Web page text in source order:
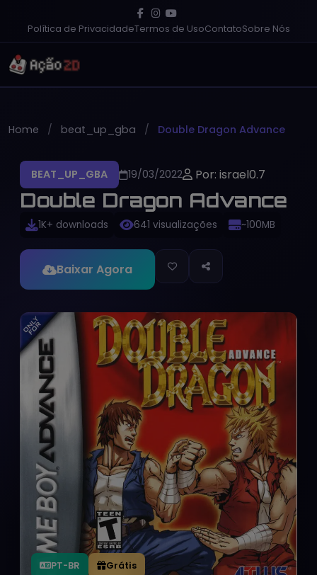
Política de PrivacidadeTermos de UsoContatoSobre Nós
Home beat_up_gba Double Dragon Advance
BEAT_UP_GBA 19/03/2022 Por: israel0.7
Double Dragon Advance
1K+ downloads 641 visualizações ~100MB
Baixar Agora
PT-BR Grátis